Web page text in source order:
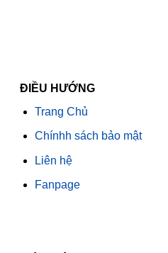
ĐIỀU HƯỚNG
Trang Chủ
Chínhh sách bảo mật
Liên hệ
Fanpage